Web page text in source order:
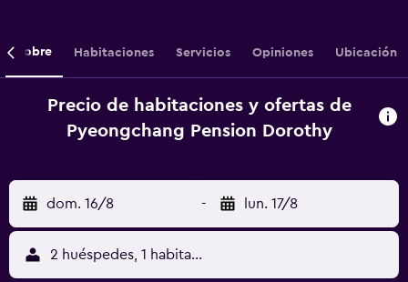
Sobre Habitaciones Servicios Opiniones Ubicación
Precio de habitaciones y ofertas de
Pyeongchang Pension Dorothy
dom. 16/8 - lun. 17/8
2 huéspedes, 1 habitación